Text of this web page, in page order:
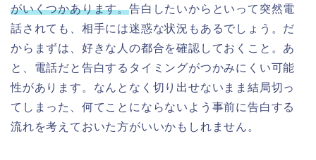
がいくつかあります。告白したいからといって突然電
話されても、相手には迷惑な状況もあるでしょう。だ
から まずは、好きな人の都合を確認しておくこと。あ
と、電話だと告白するタイミングがつかみにくい可能
性があります。なんとなく切り出せないまま結局切っ
てしまった、何てことにならないよう事前に告白する
流れを考えておいた方がいいかもしれません。